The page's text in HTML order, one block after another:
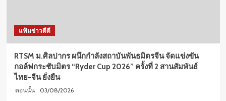
แฟ้มข่าวดีดี
RTSM ม.ศิลปากร ผนึกกำลังสถาบันพันธมิตรจีน จัดแข่งขัน
กอล์ฟกระชับมิตร “Ryder Cup 2026” ครั้งที่ 2 สานสัมพันธ์
ไทย-จีน ยั่งยืน
ตอนนั้น 03/08/2026